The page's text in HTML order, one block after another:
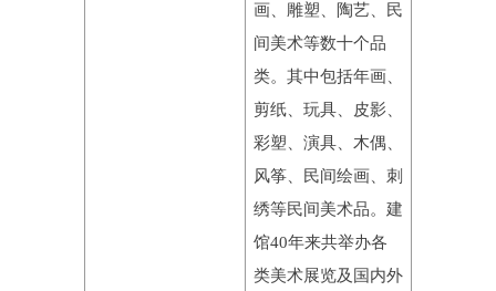
画、雕塑、陶艺、民
间美术等数十个品
类。其中包括年画、
剪纸、玩具、皮影、
彩塑、演具、木偶、
风筝、民间绘画、刺
绣等民间美术品。建
馆40年来共举办各
类美术展览及国内外